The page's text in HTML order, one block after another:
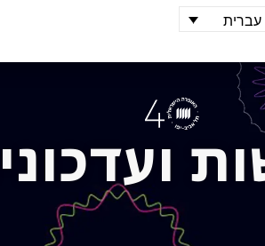
עברית